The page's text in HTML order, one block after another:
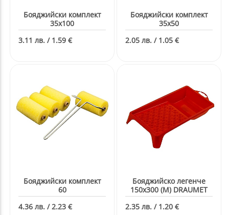
Бояджийски комплект
35x100
3.11 лв. / 1.59 €
Бояджийски комплект
35x50
2.05 лв. / 1.05 €
Бояджийски комплект
60
4.36 лв. / 2.23 €
Бояджийско легенче
150x300 (M) DRAUMET
2.35 лв. / 1.20 €